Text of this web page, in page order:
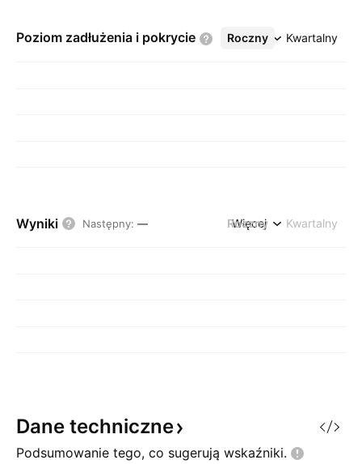
Poziom zadłużenia i pokrycie Roczny Kwartalny
Więcej
Wyniki Następny: — Roczny Kwartalny
Więcej
Dane techniczne
Podsumowanie tego, co sugerują wskaźniki.